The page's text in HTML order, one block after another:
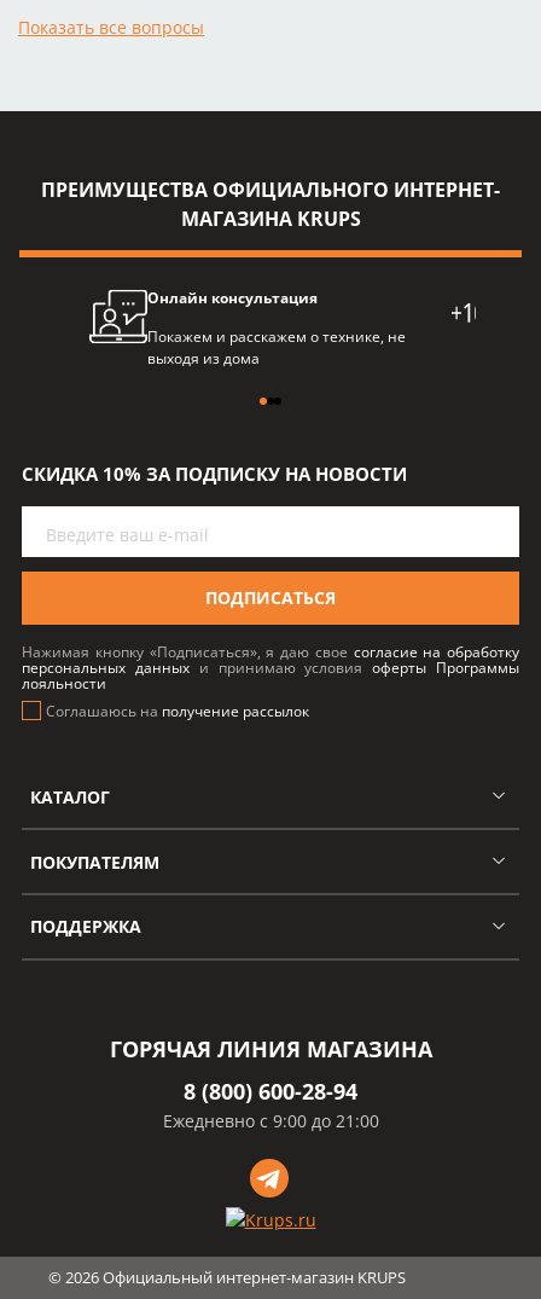
Показать все вопросы
ПРЕИМУЩЕСТВА ОФИЦИАЛЬНОГО ИНТЕРНЕТ-
МАГАЗИНА KRUPS
Онлайн консультация
Покажем и расскажем о технике, не
выходя из дома
КАТАЛОГ
ПОКУПАТЕЛЯМ
СКИДКА 10% ЗА ПОДПИСКУ НА НОВОСТИ
ПОДПИСАТЬСЯ
Нажимая кнопку «Подписаться», я даю свое согласие на обработку
персональных данных и принимаю условияоферты Программы
лояльности
Соглашаюсь на получение рассылок
ГОРЯЧАЯ ЛИНИЯ МАГАЗИНА
8 (800) 600-28-94
Ежедневно с 9:00 до 21:00
ПОДДЕРЖКА
©2026Официальный интернет-магазин KRUPS